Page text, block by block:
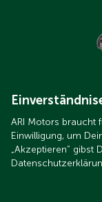
wie-
Jak pojistím své
ARI Motors braucht
Einwilligung, um
„Akzeptieren“ gibst